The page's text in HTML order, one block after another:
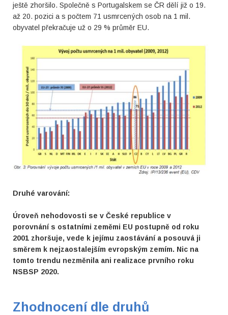
ještě zhoršilo. Společně s Portugalskem se ČR dělí již o 19.
až 20. pozici a s počtem 71 usmrcených osob na 1 mil.
obyvatel překračuje už o 29 % průměr EU.
Druhé varování:
Úroveň nehodovosti se v České republice v
porovnání s ostatními zeměmi EU postupně od roku
2001 zhoršuje, vede k jejímu zaostávání a posouvá ji
směrem k nejzaostalejším evropským zemím. Nic na
tomto trendu nezměnila ani realizace prvního roku
NSBSP 2020.
Zhodnocení dle druhů